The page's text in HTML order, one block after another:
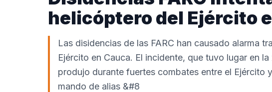
helicóptero del Ejército
Las disidencias de las FARC han causado alarma
Ejército en Cauca. El incidente, que tuvo lugar en
produjo durante fuertes combates entre el Ejército
mando de alias &#8